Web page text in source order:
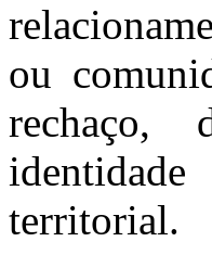
ou
rechaço,
territorial.